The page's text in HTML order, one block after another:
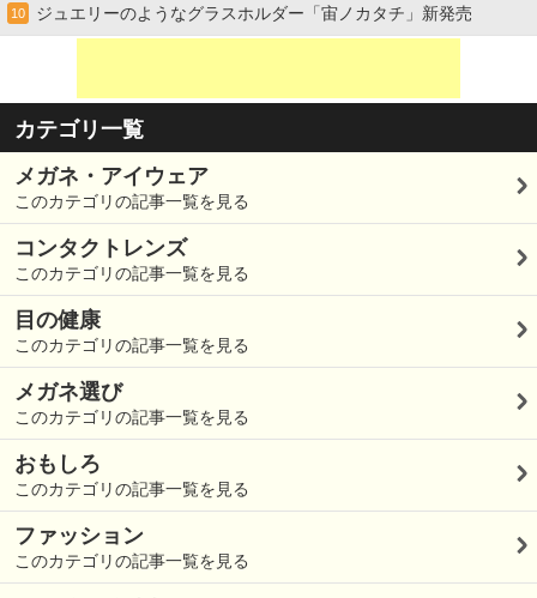
10 ジュエリーのようなグラスホルダー「宙ノカタチ」新発売
カテゴリ一覧
メガネ・アイウェア
このカテゴリの記事一覧を見る
コンタクトレンズ
このカテゴリの記事一覧を見る
目の健康
このカテゴリの記事一覧を見る
メガネ選び
このカテゴリの記事一覧を見る
おもしろ
このカテゴリの記事一覧を見る
ファッション
このカテゴリの記事一覧を見る